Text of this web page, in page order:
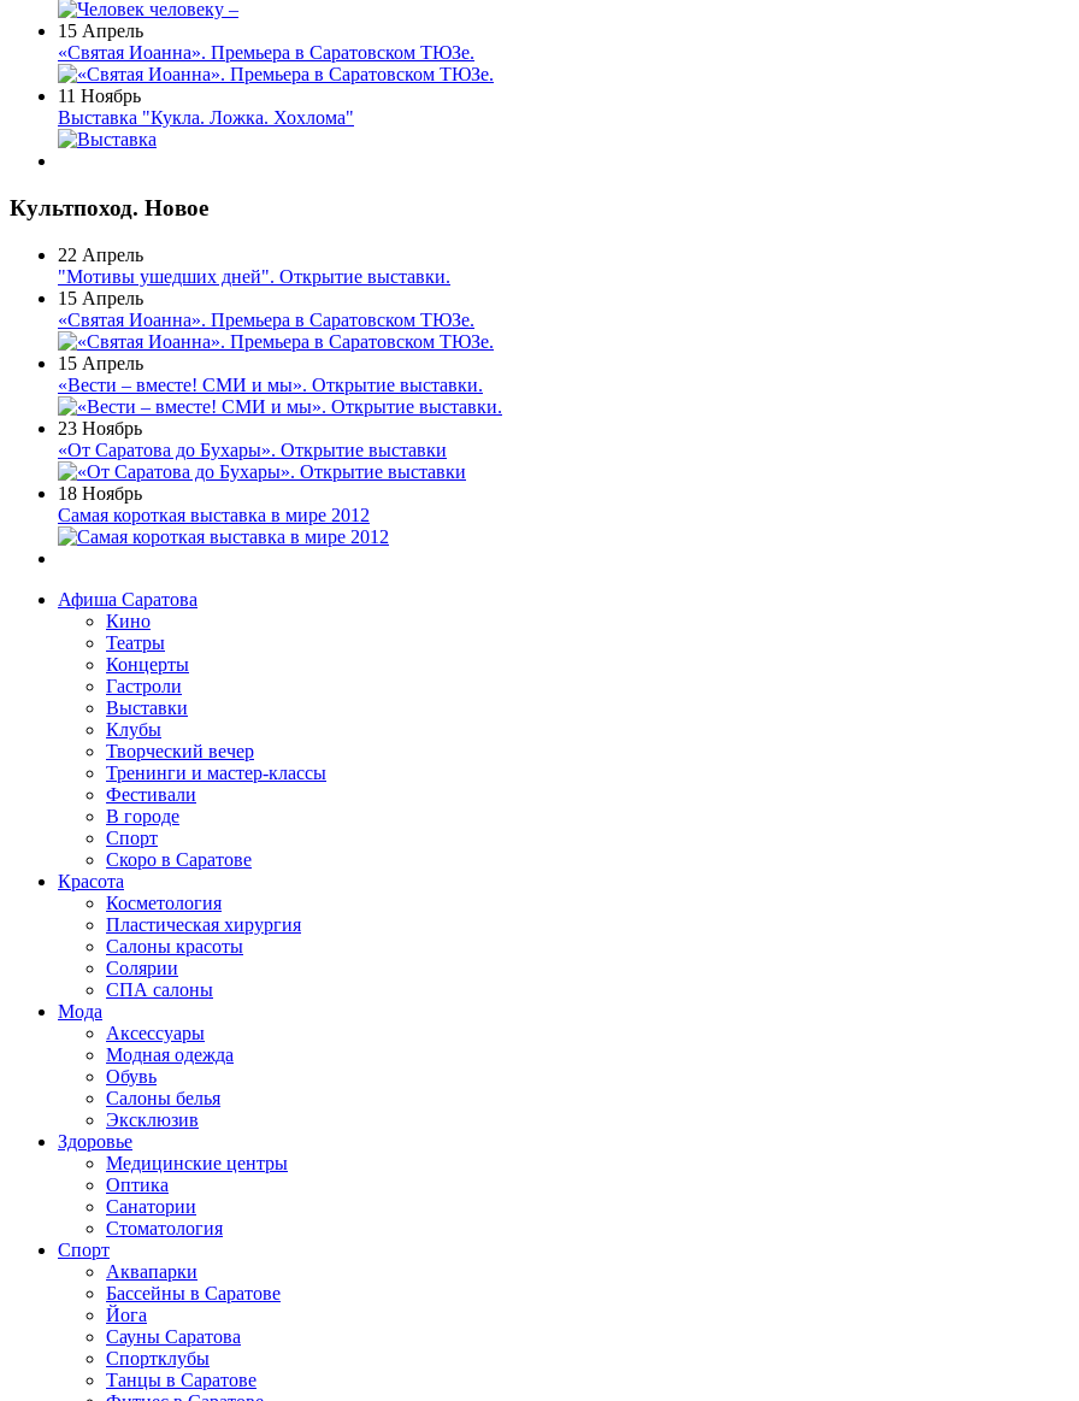
15 Апрель
«Святая Иоанна». Премьера в Саратовском ТЮЗе.
11 Ноябрь
Выставка "Кукла. Ложка. Хохлома"
Культпоход. Новое
22 Апрель
"Мотивы ушедших дней". Открытие выставки.
15 Апрель
«Святая Иоанна». Премьера в Саратовском ТЮЗе.
15 Апрель
«Вести – вместе! СМИ и мы». Открытие выставки.
23 Ноябрь
«От Саратова до Бухары». Открытие выставки
18 Ноябрь
Самая короткая выставка в мире 2012
Афиша Саратова
Кино
Театры
Концерты
Гастроли
Выставки
Клубы
Творческий вечер
Тренинги и мастер-классы
Фестивали
В городе
Спорт
Скоро в Саратове
Красота
Косметология
Пластическая хирургия
Салоны красоты
Солярии
СПА салоны
Мода
Аксессуары
Модная одежда
Обувь
Салоны белья
Эксклюзив
Здоровье
Медицинские центры
Оптика
Санатории
Стоматология
Спорт
Аквапарки
Бассейны в Саратове
Йога
Сауны Саратова
Спортклубы
Танцы в Саратове